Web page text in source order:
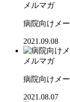
メルマガ
病院向けメ
2021.09.08
メルマガ
病院向けメ
2021.08.07